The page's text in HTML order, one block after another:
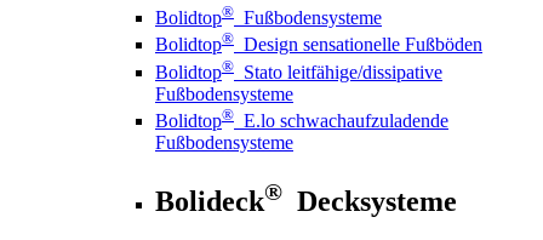
Bolidtop® Fußbodensysteme
Bolidtop® Design sensationelle Fußböden
Bolidtop® Stato leitfähige/dissipative
Fußbodensysteme
Bolidtop® E.lo schwachaufzuladende
Fußbodensysteme
Bolideck® Decksysteme